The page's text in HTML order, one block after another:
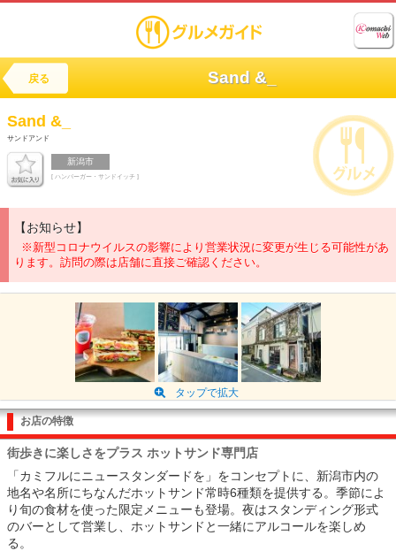
戻る Sand &_
Sand &_
サンドアンド
新潟市
[ ハンバーガー・サンドイッチ ]
【お知らせ】
※新型コロナウイルスの影響により営業状況に変更が生じる可能性があ
ります。訪問の際は店舗に直接ご確認ください。
タップで拡大
お店の特徴
街歩きに楽しさをプラス ホットサンド専門店
「カミフルにニュースタンダードを」をコンセプトに、新潟市内の
地名や名所にちなんだホットサンド常時6種類を提供する。季節によ
り旬の食材を使った限定メニューも登場。夜はスタンディング形式
のバーとして営業し、ホットサンドと一緒にアルコールを楽しめ
る。